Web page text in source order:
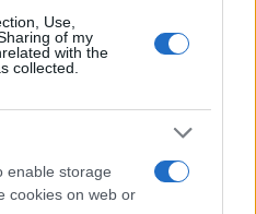
Use,
of my
with the
collected.
enable storage
cookies on web or
Ζέστη και
άνεμοι, με ριπές που
φτάνουν τα 80 χλμ/
για κίνδυνο